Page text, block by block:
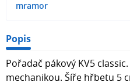
mramor
Popis
Pořadač pákový KV5
mechanikou. Šíře hřbetu 5